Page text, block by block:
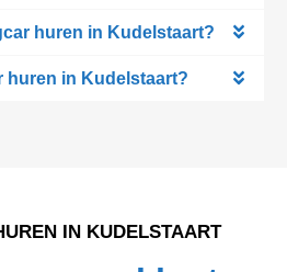
huren in Kudelstaart?
huren in Kudelstaart?
IN KUDELSTAART